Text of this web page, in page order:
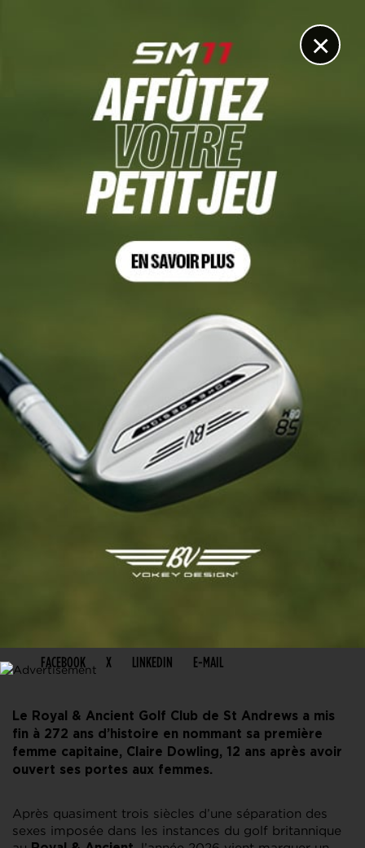
×
nommée capitaine du R&A Golf Club
FACEBOOK X LINKEDIN E-MAIL
Le Royal & Ancient Golf Club de St Andrews a mis
fin à 272 ans d’histoire en nommant sa première
femme capitaine, Claire Dowling, 12 ans après avoir
ouvert ses portes aux femmes.
Après quasiment trois siècles d’une séparation des
sexes imposée dans les instances du golf britannique